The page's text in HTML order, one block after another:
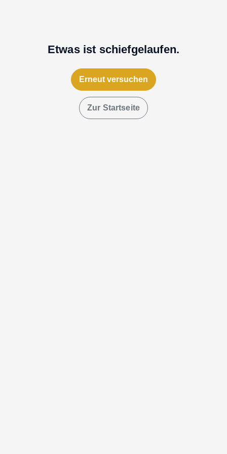
Etwas ist schiefgelaufen.
Erneut versuchen
Zur Startseite